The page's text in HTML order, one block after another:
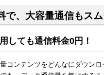
で、大容量通信もス
しても通信料金0円！
コンテンツをどんなにダウンロ